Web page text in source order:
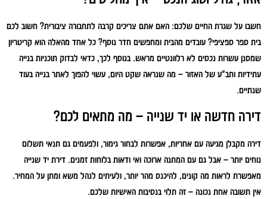
חשבו על שגרת החיים שלכם: האם אתם צריכים קרבה לתחבורה ציבורית? חשוב לכם
בית ספר ספציפי? עובדים מהבית ומחפשים חדר נוסף? כל אחד מהאלה הוא קריטריון
שמסנן עשרות נכסים לא רלוונטיים מראש. בנוסף לכך, כדאי לבדוק תוכניות בנייה
עתידיות ותב"ע של האזור – מה שנראה שקט היום, עשוי להפוך לאתר בנייה בעוד
שנתיים.
דירה חדשה או יד שנייה – מה מתאים לכם?
דירה מקבלן מגיעה עם אחריות, אפשרות לבחור גימור, ולפעמים גם תנאי תשלום
נוחים יותר – אבל גם עם המתנה ארוכה ואי ודאות בלוחות זמנים. דירת יד שנייה
מאפשרת לראות מה קונים, להיכנס מהר יותר, ולעיתים לנהל משא ומתן על המחיר.
אין תשובה אחת נכונה – זה תלוי בנסיבות האישיות שלכם.